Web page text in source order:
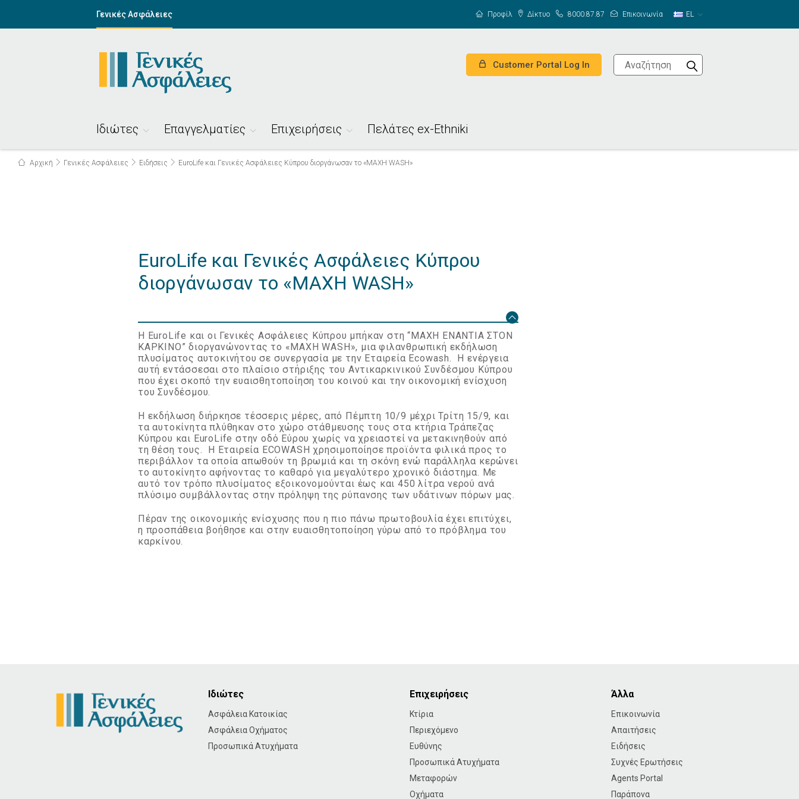
Γενικές Ασφάλειες Προφίλ Δίκτυο 8000.87.87 Επικοινωνία EL
Customer Portal Log In
Ιδιώτες Επαγγελματίες Επιχειρήσεις Πελάτες ex-Ethniki
Αρχική Γενικές Ασφάλειες Ειδήσεις EuroLife και Γενικές Ασφάλειες Κύπρου διοργάνωσαν το «ΜΑΧΗ WASH»
EuroLife και Γενικές Ασφάλειες Κύπρου
διοργάνωσαν το «ΜΑΧΗ WASH»
Η EuroLife και οι Γενικές Ασφάλειες Κύπρου μπήκαν στη “ΜΑΧΗ ΕΝΑΝΤΙΑ ΣΤΟΝ
ΚΑΡΚΙΝΟ” διοργανώνοντας το «MAXH WASH», μια φιλανθρωπική εκδήλωση
πλυσίματος αυτοκινήτου σε συνεργασία με την Εταιρεία Ecowash. Η ενέργεια
αυτή εντάσσεσαι στο πλαίσιο στήριξης του Αντικαρκινικού Συνδέσμου Κύπρου
που έχει σκοπό την ευαισθητοποίηση του κοινού και την οικονομική ενίσχυση
του Συνδέσμου.
Η εκδήλωση διήρκησε τέσσερις μέρες, από Πέμπτη 10/9 μέχρι Τρίτη 15/9, και
τα αυτοκίνητα πλύθηκαν στο χώρο στάθμευσης τους στα κτήρια Τράπεζας
Κύπρου και EuroLife στην οδό Εύρου χωρίς να χρειαστεί να μετακινηθούν από
τη θέση τους. Η Εταιρεία ECOWASH χρησιμοποίησε προϊόντα φιλικά προς το
περιβάλλον τα οποία απωθούν τη βρωμιά και τη σκόνη ενώ παράλληλα κερώνει
το αυτοκίνητο αφήνοντας το καθαρό για μεγαλύτερο χρονικό διάστημα. Με
αυτό τον τρόπο πλυσίματος εξοικονομούνται έως και 450 λίτρα νερού ανά
πλύσιμο συμβάλλοντας στην πρόληψη της ρύπανσης των υδάτινων πόρων μας.
Πέραν της οικονομικής ενίσχυσης που η πιο πάνω πρωτοβουλία έχει επιτύχει,
η προσπάθεια βοήθησε και στην ευαισθητοποίηση γύρω από το πρόβλημα του
καρκίνου.
Ιδιώτες
Ασφάλεια Κατοικίας
Ασφάλεια Οχήματος
Προσωπικά Ατυχήματα
Επιχειρήσεις
Κτίρια
Περιεχόμενο
Ευθύνης
Προσωπικά Ατυχήματα
Μεταφορών
Οχήματα
Άλλα
Επικοινωνία
Απαιτήσεις
Ειδήσεις
Συχνές Ερωτήσεις
Agents Portal
Παράπονα